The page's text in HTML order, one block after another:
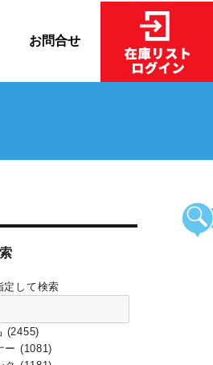
お問合せ
定して検索
(2455)
ー (1081)